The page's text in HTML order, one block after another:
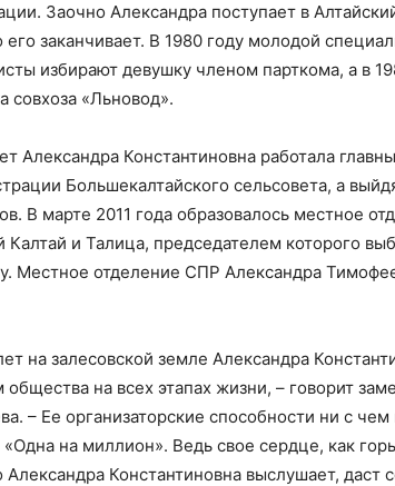
Заочно Александра поступает в
заканчивает. В 1980 году молодой
избирают девушку членом парткома, а в
совхоза «Льновод».
Александра Константиновна работала
Большекалтайского сельсовета, а
В марте 2011 года образовалось местное
Калтай и Талица, председателем которого
Местное отделение СПР Александра
на залесовской земле Александра
на всех этапах жизни, – говорит
– Ее организаторские способности ни с
«Одна на миллион». Ведь свое сердце, как
Александра Константиновна выслушает, даст